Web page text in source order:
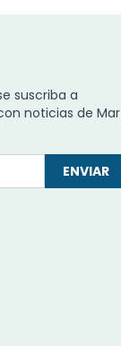
suscriba a
noticias de Mar
ENVIAR